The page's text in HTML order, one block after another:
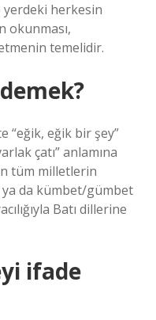
yerdeki herkesin
okunması,
temelidir.
“eğik, eğik bir şey”
çatı” anlamına
tüm milletlerin
ya da kümbet/gümbet
Batı dillerine
ifade